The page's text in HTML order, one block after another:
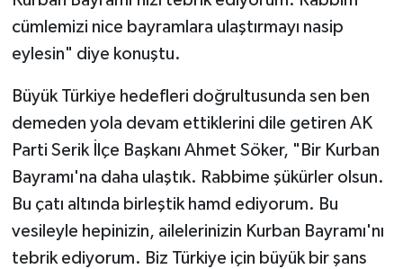
cümlemizi nice bayramlara ulaştırmayı nasip
eylesin" diye konuştu.
Büyük Türkiye hedefleri doğrultusunda sen ben
demeden yola devam ettiklerini dile getiren AK
Parti Serik İlçe Başkanı Ahmet Söker, "Bir Kurban
Bayramı'na daha ulaştık. Rabbime şükürler olsun.
Bu çatı altında birleştik hamd ediyorum. Bu
vesileyle hepinizin, ailelerinizin Kurban Bayramı'nı
tebrik ediyorum. Biz Türkiye için büyük bir şans